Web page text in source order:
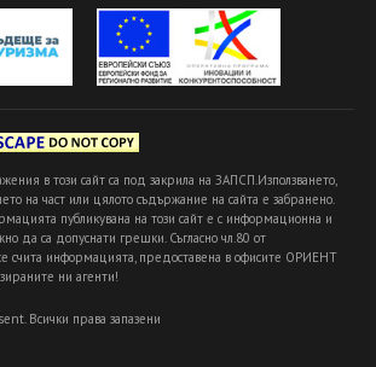
в този сайт са под закрила на ЗАПСП.Използването,
на част или цялото съдържание на сайта е забранено.
публикувана на този сайт е с информационна и
да са допуснати грешки. Съгласно чл.80 от
счита информацията, предоставена в офисите ОРИЕНТ
ни агенти!
Всички права запазени